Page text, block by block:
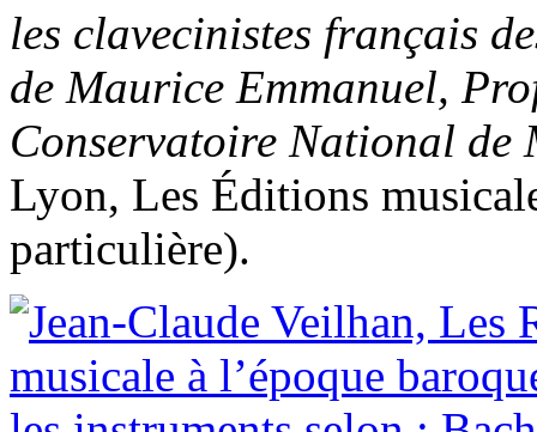
les clavecinistes français
de Maurice Emmanuel,
Conservatoire National de
Lyon, Les Éditions
particulière).